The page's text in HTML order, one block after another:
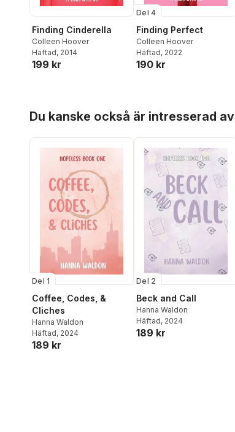
Finding Cinderella
Colleen Hoover
Häftad, 2014
199 kr
Del 4
Finding Perfect
Colleen Hoover
Häftad, 2022
190 kr
Du kanske också är intresserad av
Del 1
Coffee, Codes, &
Cliches
Hanna Waldon
Häftad, 2024
189 kr
Del 2
Beck and Call
Hanna Waldon
Häftad, 2024
189 kr